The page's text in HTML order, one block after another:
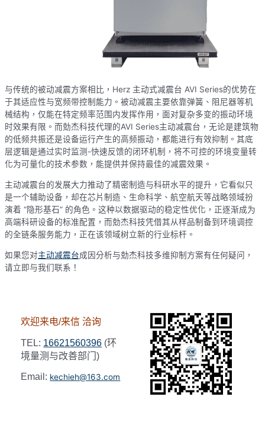
与传统的被动减震方案相比，Herz 主动式减震台 AVI Series的优势在
于其适应性与宽频带控制能力。被动减震主要依靠弹簧、阻尼器等机
械结构，仅能在特定频率范围内发挥作用，面对复杂多变的振动环境
时效果有限。而勀杰科技代理的AVI Series主动减震台，无论是建筑物
的低频共振还是设备运行产生的高频振动，都能进行有效抑制。其底
层逻辑是通过实时监测-快速反馈的闭环机制，将不可控的环境变量转
化为可量化的技术参数，能提供并保持最佳的减震效果。
主动减震台的发展大力推动了精密制造与科研水平的提升，它看似只
是一个辅助设备，却在芯片制造、生命科学、航空航天等战略领域扮
演着 “隐形基石” 的角色。这种以数据驱动的稳定性优化，正逐渐成为
高端科研设备的标准配置，而勀杰科技凭借其从样品制备到环境调控
的全链条服务能力，正在该领域树立新的行业标杆。
如果您对主动减震台成因分析与勀杰科技多维抑制方案有任何疑问，
请立即与我们联系！
欢迎来电/来信 洽询
TEL: 16621560396 (环
境量测与改善部门)
Email: kechieh@163.com